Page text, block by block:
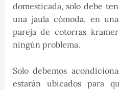
domesticada, solo debe
una jaula cómoda, en
pareja de cotorras
ningún problema.
Solo debemos
estarán ubicados para